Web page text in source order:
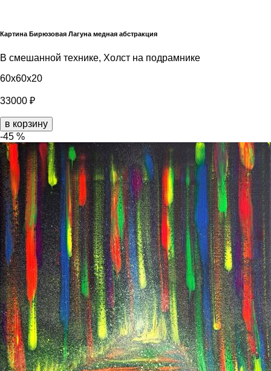
Картина Бирюзовая Лагуна медная абстракция
В смешанной технике, Холст на подрамнике
60x60x20
33000 ₽
в корзину
-45 %